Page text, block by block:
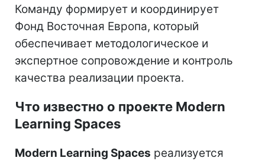
Команду формирует и координирует
Фонд Восточная Европа, который
обеспечивает методологическое и
экспертное сопровождение и контроль
качества реализации проекта.
Что известно о проекте Modern
Learning Spaces
Modern Learning Spaces реализуется